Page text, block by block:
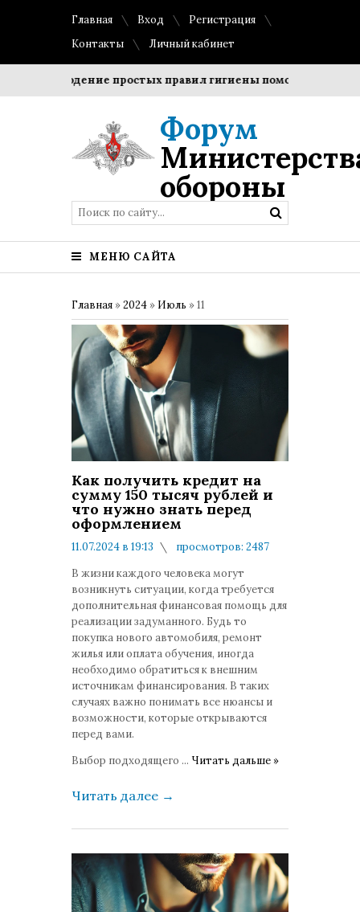
Главная Вход
Регистрация
Контакты
Личный кабинет
Соблюдение простых правил гигиены помогает
Форум
обороны
МЕНЮ САЙТА
Главная »2024 » Июль »11
Как получить кредит на
сумму 150 тысяч рублей и
что нужно знать перед
оформлением
11.07.2024 в 19:13
просмотров: 2487
В жизни каждого человека могут
возникнуть ситуации, когда требуется
дополнительная финансовая помощь для
реализации задуманного. Будь то
покупка нового автомобиля, ремонт
жилья или оплата обучения, иногда
необходимо обратиться к внешним
источникам финансирования. В таких
случаях важно понимать все нюансы и
возможности, которые открываются
перед вами.
Выбор подходящего ... Читать дальше »
Читать далее →